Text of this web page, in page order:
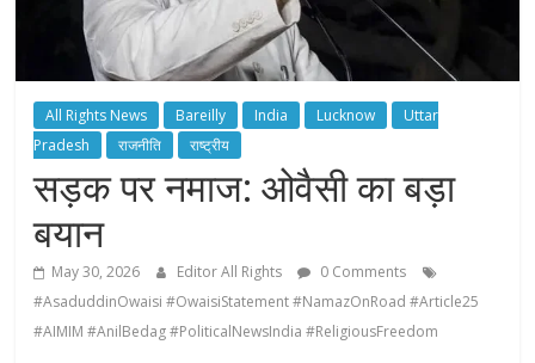
All Rights News Bareilly India Lucknow
Uttar
Pradesh
राजनीति राष्ट्रीय
सड़क पर नमाज: ओवैसी का बड़ा
बयान
May 30, 2026 Editor All Rights
0 Comments
#AsaduddinOwaisi #OwaisiStatement #NamazOnRoad #Article25
#AIMIM #AnilBedag #PoliticalNewsIndia #ReligiousFreedom